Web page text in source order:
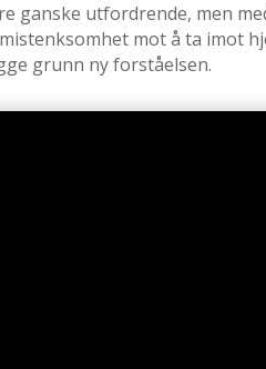
ganske utfordrende, men
mot å ta imot
grunn ny forståelsen.